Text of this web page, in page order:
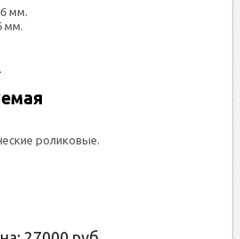
мм.
мм.
роликовые.